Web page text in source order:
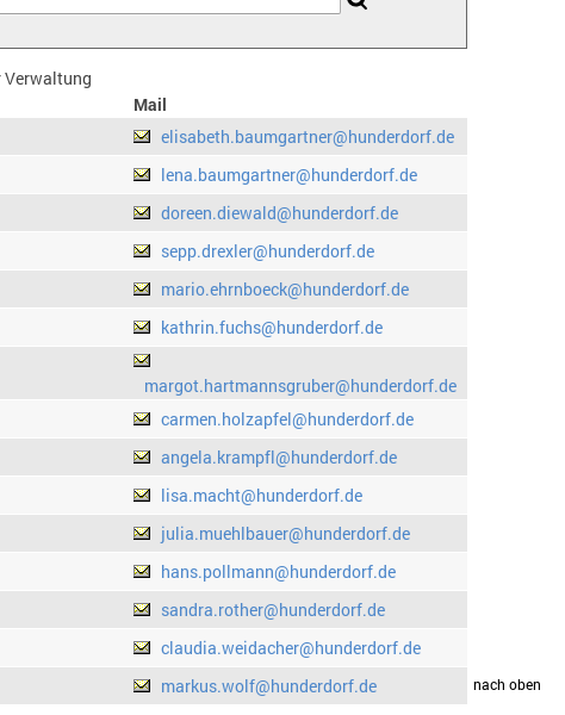
Mail
elisabeth.baumgartner@hunderdorf.de
lena.baumgartner@hunderdorf.de
doreen.diewald@hunderdorf.de
sepp.drexler@hunderdorf.de
mario.ehrnboeck@hunderdorf.de
kathrin.fuchs@hunderdorf.de
margot.hartmannsgruber@hunderdorf.de
carmen.holzapfel@hunderdorf.de
angela.krampfl@hunderdorf.de
lisa.macht@hunderdorf.de
julia.muehlbauer@hunderdorf.de
hans.pollmann@hunderdorf.de
sandra.rother@hunderdorf.de
claudia.weidacher@hunderdorf.de
markus.wolf@hunderdorf.dedrucken nach oben